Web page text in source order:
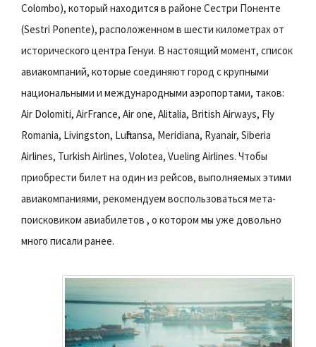
Colombo), который находится в районе Сестри Поненте
(Sestri Ponente), расположенном в шести километрах от
исторического центра Генуи. В настоящий момент, список
авиакомпаний, которые соединяют город с крупными
национальными и международными аэропортами, таков:
Air Dolomiti, AirFrance, Air one, Alitalia, British Airways, Fly
Romania, Livingston, Lufthansa, Meridiana, Ryanair, Siberia
Airlines, Turkish Airlines, Volotea, Vueling Airlines. Чтобы
приобрести билет на один из рейсов, выполняемых этими
авиакомпаниями, рекомендуем воспользоваться мета-
поисковиком авиабилетов , о котором мы уже довольно
много писали ранее.